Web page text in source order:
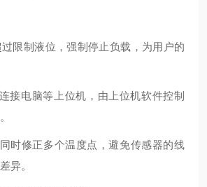
限制液位，强制停止负载，为用户的
接电脑等上位机，由上位机软件控制
时修正多个温度点，避免传感器的线
异。